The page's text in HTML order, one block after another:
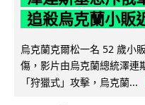
追殺烏克蘭小販
烏克蘭克爾松一名 52 歲小
傷，影片由烏克蘭總統澤連
「狩獵式」攻擊，烏克蘭...